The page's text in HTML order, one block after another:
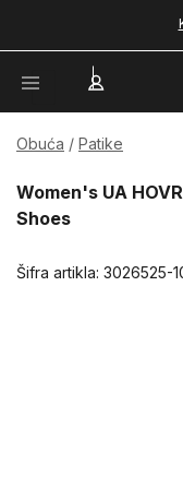
Obuća Patike
Women's UA
Shoes
Šifra artikla: 3026525-